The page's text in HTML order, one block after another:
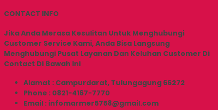
CONTACT INFO
Jika Anda Merasa Kesulitan Untuk Menghubungi
Customer Service Kami, Anda Bisa Langsung
Menghubungi Pusat Layanan Dan Keluhan Customer Di
Contact Di Bawah Ini
Alamat : Campurdarat, Tulungagung 66272
Phone : 0821-4167-7770
Email : infomarmer5758@gmail.com